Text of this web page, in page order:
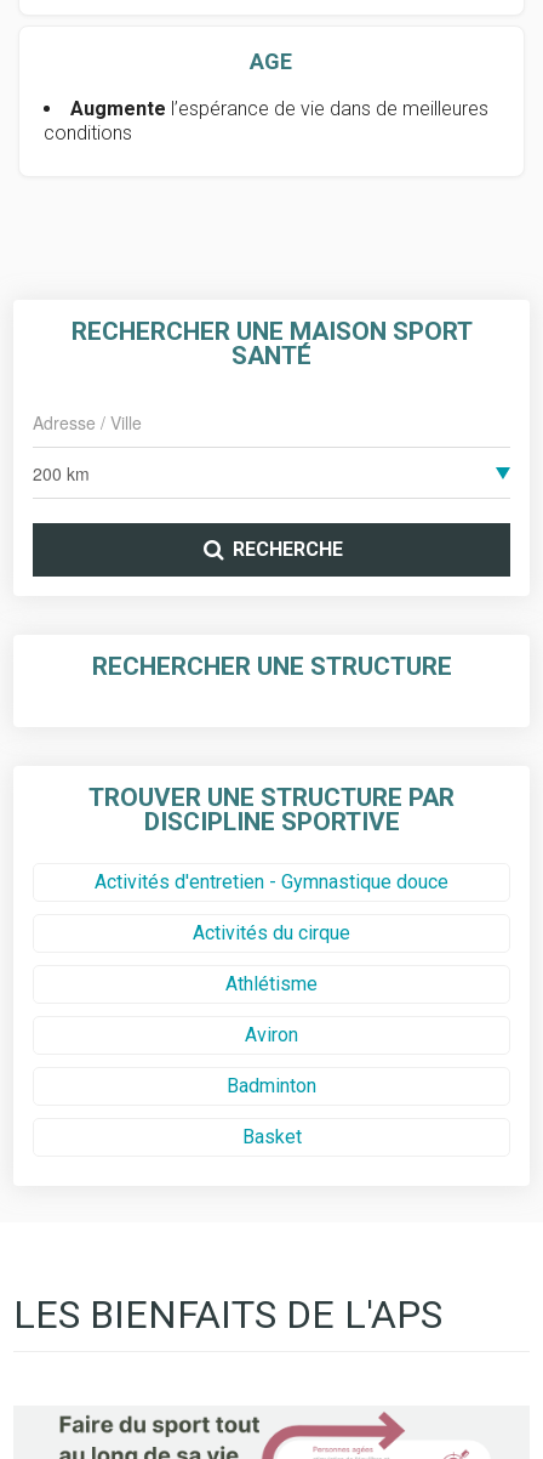
AGE
Augmente l’espérance de vie dans de meilleures
conditions
RECHERCHER UNE MAISON SPORT
SANTÉ
RECHERCHE
RECHERCHER UNE STRUCTURE
TROUVER UNE STRUCTURE PAR
DISCIPLINE SPORTIVE
Activités d'entretien - Gymnastique douce
Activités du cirque
Athlétisme
Aviron
Badminton
Basket
Echecs
LES BIENFAITS DE L'APS